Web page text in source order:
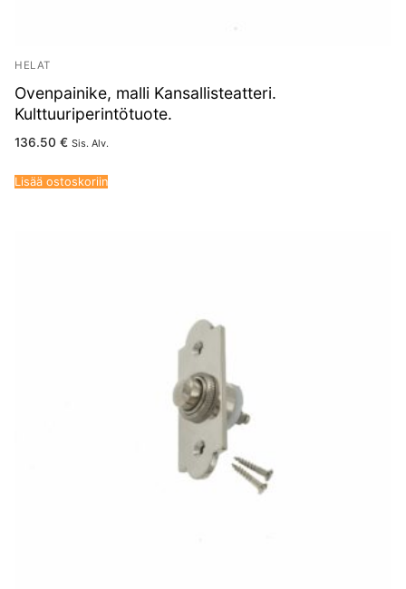
HELAT
Ovenpainike, malli Kansallisteatteri.
Kulttuuriperintötuote.
136.50 € Sis. Alv.
Lisää ostoskoriin